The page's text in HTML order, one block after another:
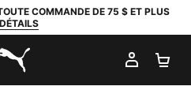
COMMANDE DE 75 $ ET PLUS
DÉTAILS
MON